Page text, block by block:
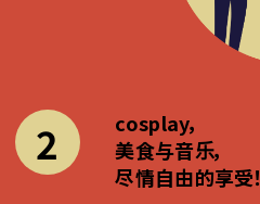
2
cosplay，
美食与音乐，
尽情自由的享受！